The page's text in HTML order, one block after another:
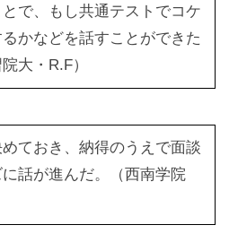
で、もし共通テストでコケ
かなどを話すことができた
大・R.F）
ておき、納得のうえで面談
話が進んだ。（西南学院